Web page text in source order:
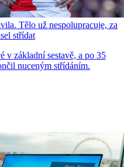
Tělo už nespolupracuje, za
střídat
v základní sestavě, a po 35
nuceným střídáním.